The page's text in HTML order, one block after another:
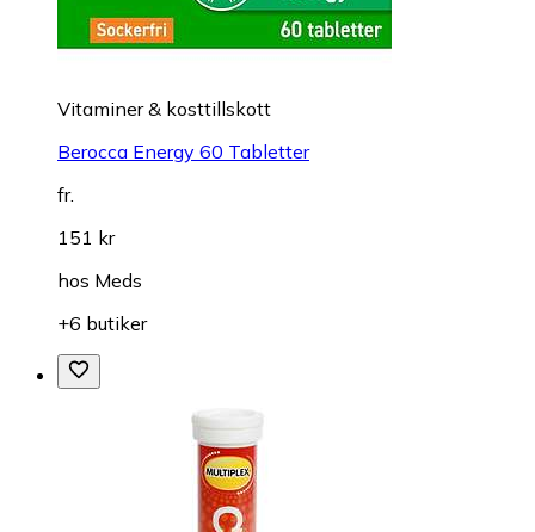
Vitaminer & kosttillskott
Berocca Energy 60 Tabletter
fr.
151 kr
hos Meds
+6 butiker